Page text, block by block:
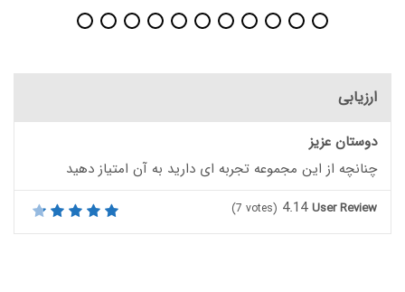
ارزیابی
دوستان عزیز
چنانچه از این مجموعه تجربه ای دارید به آن امتیاز دهید
User Review
4.14
(7 votes)